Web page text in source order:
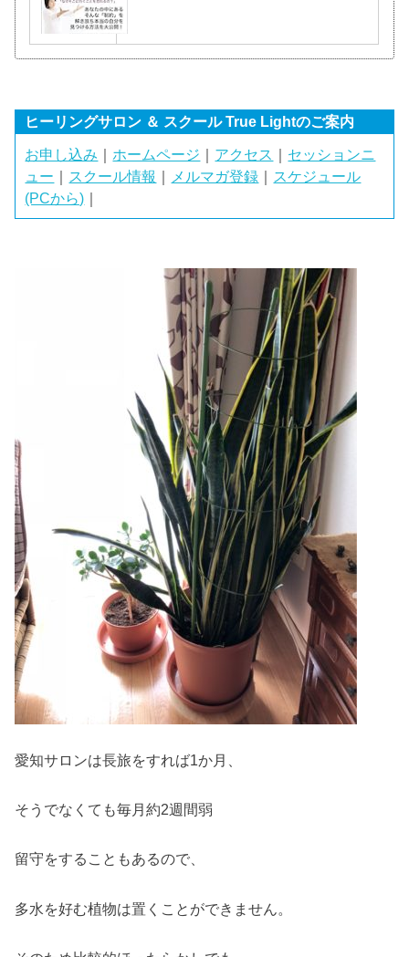
ヒーリングサロン ＆ スクール True Lightのご案内
お申し込み ｜ ホームページ ｜ アクセス ｜ セッションニ
ュー ｜ スクール情報 ｜ メルマガ登録 ｜ スケジュール
(PCから) ｜
愛知サロンは長旅をすれば1か月、
そうでなくても毎月約2週間弱
留守をすることもあるので、
多水を好む植物は置くことができません。